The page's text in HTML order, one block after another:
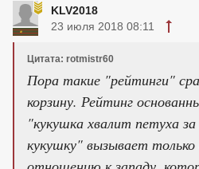
KLV2018
23 июля 2018 08:11
Цитата: rotmistr60
Пора такие "рейтинги"
корзину. Рейтинг
"кукушка хвалит петуха
кукушку" вызывает только